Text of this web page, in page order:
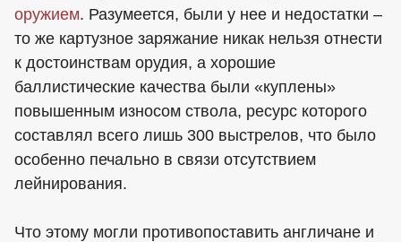
оружием. Разумеется, были у нее и недостатки –
то же картузное заряжание никак нельзя отнести
к достоинствам орудия, а хорошие
баллистические качества были «куплены»
повышенным износом ствола, ресурс которого
составлял всего лишь 300 выстрелов, что было
особенно печально в связи отсутствием
лейнирования.
Что этому могли противопоставить англичане и